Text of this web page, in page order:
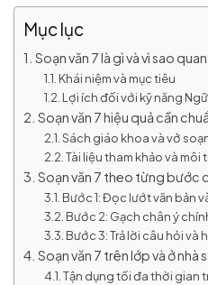
Mục lục
Soạn văn 7 là gì và vì sao
Khái niệm và mục tiêu
Lợi ích đối với kỹ năng
Soạn văn 7 hiệu quả cần
Sách giáo khoa và vở
Tài liệu tham khảo và
Soạn văn 7 theo từng bước
Bước 1: Đọc lướt văn bản
Bước 2: Gạch chân ý
Bước 3: Trả lời câu hỏi và
Soạn văn 7 trên lớp và ở nhà
Tận dụng tối đa thời gian